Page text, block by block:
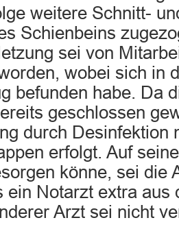
weitere Schnitt-
Schienbeins
sei von
wobei sich in
befunden habe. Da
geschlossen
durch Desinfektion
erfolgt. Auf
könne, sei die
ein Notarzt extra aus
Arzt sei nicht